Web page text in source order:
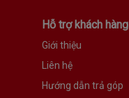
Hỗ trợ khách hàng
Giới thiệu
Liên hệ
Hướng dẫn trả góp